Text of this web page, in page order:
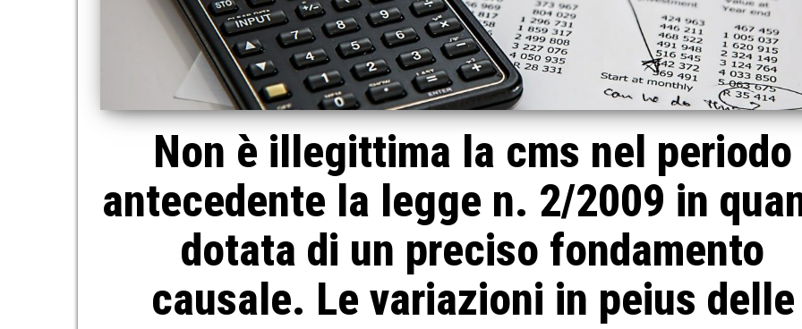
Non è illegittima la cms nel periodo
antecedente la legge n. 2/2009 in
dotata di un preciso fondamento
causale. Le variazioni in peius delle